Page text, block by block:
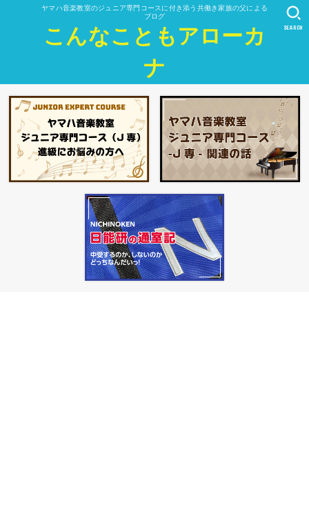
ヤマハ音楽教室のジュニア専門コースに付き添う共働き家族の父による
ブログ
こんなこともアローカ
ナ
SEARCH